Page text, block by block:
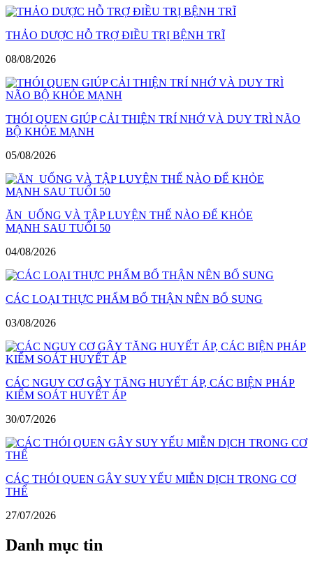
THẢO DƯỢC HỖ TRỢ ĐIỀU TRỊ BỆNH TRĨ
08/08/2026
THÓI QUEN GIÚP CẢI THIỆN TRÍ NHỚ VÀ DUY TRÌ NÃO
BỘ KHỎE MẠNH
05/08/2026
ĂN UỐNG VÀ TẬP LUYỆN THẾ NÀO ĐỂ KHỎE
MẠNH SAU TUỔI 50
04/08/2026
CÁC LOẠI THỰC PHẨM BỔ THẬN NÊN BỔ SUNG
03/08/2026
CÁC NGUY CƠ GÂY TĂNG HUYẾT ÁP, CÁC BIỆN PHÁP
KIỂM SOÁT HUYẾT ÁP
30/07/2026
CÁC THÓI QUEN GÂY SUY YẾU MIỄN DỊCH TRONG CƠ
THỂ
27/07/2026
Danh mục tin